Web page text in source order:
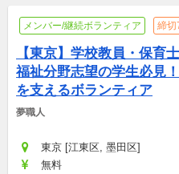
メンバー/継続ボランティア 締切
【東京】学校教員・保育
福祉分野志望の学生必見
を支えるボランティア
夢職人
東京 [江東区, 墨田区]
無料